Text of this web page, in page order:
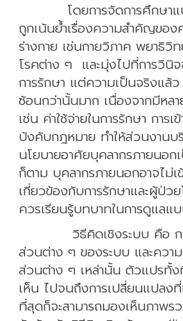
โดยการจัดการศึกษ
ถูกเน้นย้ำเรื่องความสำคัญของ
ร่างกาย เช่นกายวิภาค พยาธิวิ
โรคต่าง ๆ และมุ่งไปที่การวินิ
การรักษา แต่ความเป็นจริงแล้
ซ้อนกว่านั้นมาก เนื่องจากมีหล
เช่น ค่าใช้จ่ายในการรักษา การ
บังคับกฎหมาย ทำให้ส่วนงานบริ
นโยบายอาศัยบุคลากรภายนอก
ก็ตาม บุคลากรภายนอกอาจไม่เ
เกี่ยวข้องกับการรักษาและผู้ป่
ควรเรียนรู้บทบาทในการดูแล
วิธีคิดเชิงระบบ คือ
ส่วนต่าง ๆ ของระบบ และควา
ส่วนต่าง ๆ เหล่านั้น ตัวแปรทั้
เห็น ไปจนถึงการเปลี่ยนแปลง
ที่สุดก็จะสามารถมองเห็นภาพร